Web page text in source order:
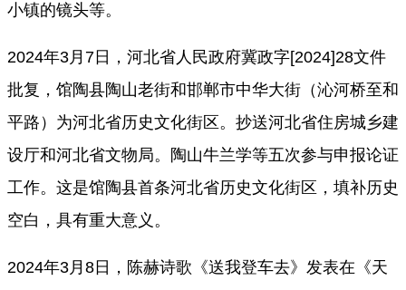
小镇的镜头等。
2024年3月7日，河北省人民政府冀政字[2024]28文件
批复，馆陶县陶山老街和邯郸市中华大街（沁河桥至和
平路）为河北省历史文化街区。抄送河北省住房城乡建
设厅和河北省文物局。陶山牛兰学等五次参与申报论证
工作。这是馆陶县首条河北省历史文化街区，填补历史
空白，具有重大意义。
2024年3月8日，陈赫诗歌《送我登车去》发表在 《天